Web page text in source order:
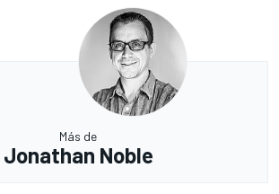
Más de
Jonathan Noble